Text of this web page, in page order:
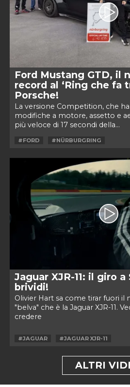
Ford Mustang GTD, il
record al ‘Ring che fa
Porsche!
La versione Competition, che ha
modifiche a motore, assetto e
più veloce di 17 secondi della...
#FORD #NÜRBURGRING
Jaguar XJR-11: il giro a
brividi!
Olivier Hart sa come tirar fuori il
"belva" che è la Jaguar XJR-11.
credere
#JAGUAR #JAGUAR XJR-11
ALTRI